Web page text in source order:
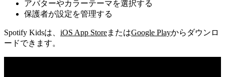
アバターやカラーテーマを選択する
保護者が設定を管理する
Spotify Kidsは、 iOS App StoreまたはGoogle Playからダウンロ
ードできます。